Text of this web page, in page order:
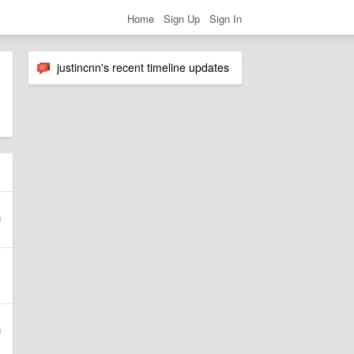
Home Sign Up Sign In
justincnn's recent timeline updates